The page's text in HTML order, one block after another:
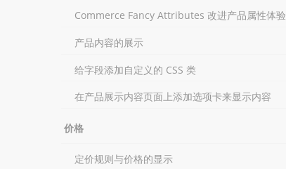
Commerce Fancy Attributes 改进产品属性体验
产品内容的展示
给字段添加自定义的 CSS 类
在产品展示内容页面上添加选项卡来显示内容
价格
定价规则与价格的显示